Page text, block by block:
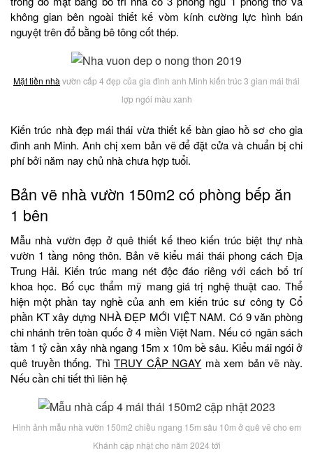
không gian bên ngoài thiết kế vòm kính cường lực hình bán
nguyệt trên đổ bằng bê tông cốt thép.
Mặt tiền nhà vườn cấp 4 đẹp của gia đình anh Minh kiến trúc 3 gian mái thái
lợp ngói màu xanh
Kiến trúc nhà đẹp mái thái vừa thiết kế bàn giao hồ sơ cho gia
đình anh Minh. Anh chị xem bản vẽ để đặt cửa và chuẩn bị chi
phí bởi năm nay chủ nhà chưa hợp tuổi.
Bản vẽ nhà vườn 150m2 có phòng bếp ăn
1 bên
Mẫu nhà vườn đẹp ở quê thiết kế theo kiến trúc biệt thự nhà
vườn 1 tầng nông thôn. Bản vẽ kiểu mái thái phong cách Địa
Trung Hải. Kiến trúc mang nét độc đáo riêng với cách bố trí
khoa học. Bố cục thẩm mỹ mang giá trị nghệ thuật cao. Thể
hiện một phần tay nghề của anh em kiến trúc sư công ty Cổ
phần KT xây dựng NHÀ ĐẸP MỚI VIỆT NAM. Có 9 văn phòng
chi nhánh trên toàn quốc ở 4 miền Việt Nam. Nếu có ngân sách
tầm 1 tỷ cần xây nhà ngang 15m x 10m bề sâu. Kiểu mái ngói ở
quê truyền thống. ThìTRUY CẬP NGAY mà xem bản vẽ này.
Nếu cần chi tiết thì liên hệ
Hình ảnh mẫu nhà vườn 150m2 chiều ngang 15m sâu 10m ở quê vẽ cho em
Khánh cập nhật cho năm 2024 tới